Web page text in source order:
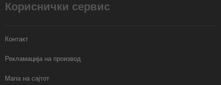
Кориснички сервис
Контакт
Рекламација на производ
Мапа на сајтот